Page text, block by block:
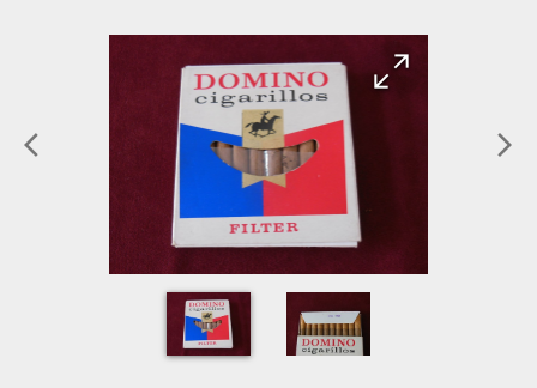
arrow_back_ios
arrow_back
arrow_forward
arrow_forward_ios